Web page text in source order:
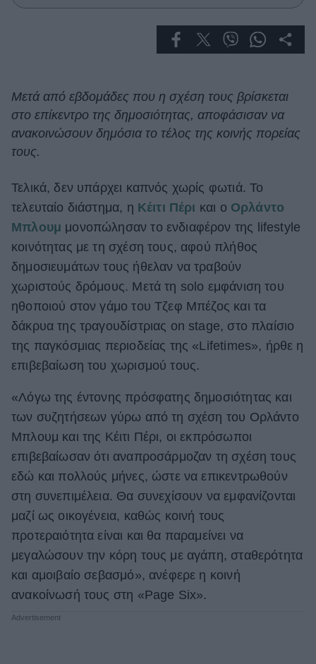
Deco
Cooking
Green
Αφιερώματα
ΒΟΞ
Χωρίς Ταμπέλες
Women's Forum
Hautes Grecians
Γάμος
Market News
Μετά από εβδομάδες που η σχέση τους βρίσκεται
στο επίκεντρο της δημοσιότητας, αποφάσισαν να
ανακοινώσουν δημόσια το τέλος της κοινής πορείας
τους.
Τελικά, δεν υπάρχει καπνός χωρίς φωτιά. Το
τελευταίο διάστημα, η Κέιτι Πέρι και ο Ορλάντο
Μπλουμ μονοπώλησαν το ενδιαφέρον της lifestyle
κοινότητας με τη σχέση τους, αφού πλήθος
δημοσιευμάτων τους ήθελαν να τραβούν
χωριστούς δρόμους. Μετά τη solo εμφάνιση του
ηθοποιού στον γάμο του Τζεφ Μπέζος και τα
δάκρυα της τραγουδίστριας on stage, στο πλαίσιο
της παγκόσμιας περιοδείας της «Lifetimes», ήρθε η
επιβεβαίωση του χωρισμού τους.
«Λόγω της έντονης πρόσφατης δημοσιότητας και
των συζητήσεων γύρω από τη σχέση του Ορλάντο
Μπλουμ και της Κέιτι Πέρι, οι εκπρόσωποι
επιβεβαίωσαν ότι αναπροσάρμοζαν τη σχέση τους
εδώ και πολλούς μήνες, ώστε να επικεντρωθούν
στη συνεπιμέλεια. Θα συνεχίσουν να εμφανίζονται
μαζί ως οικογένεια, καθώς κοινή τους
προτεραιότητα είναι και θα παραμείνει να
μεγαλώσουν την κόρη τους με αγάπη, σταθερότητα
και αμοιβαίο σεβασμό», ανέφερε η κοινή
ανακοίνωσή τους στη «Page Six».